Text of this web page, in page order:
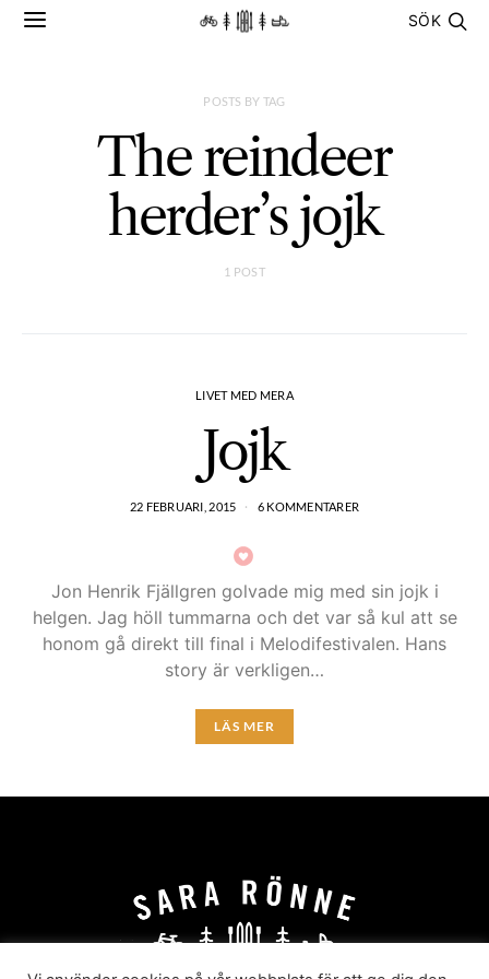
SÖK
POSTS BY TAG
The reindeer
herder’s jojk
1 POST
LIVET MED MERA
Jojk
22 FEBRUARI, 2015 6 KOMMENTARER
Jon Henrik Fjällgren golvade mig med sin jojk i
helgen. Jag höll tummarna och det var så kul att se
honom gå direkt till final i Melodifestivalen. Hans
story är verkligen…
LÄS MER